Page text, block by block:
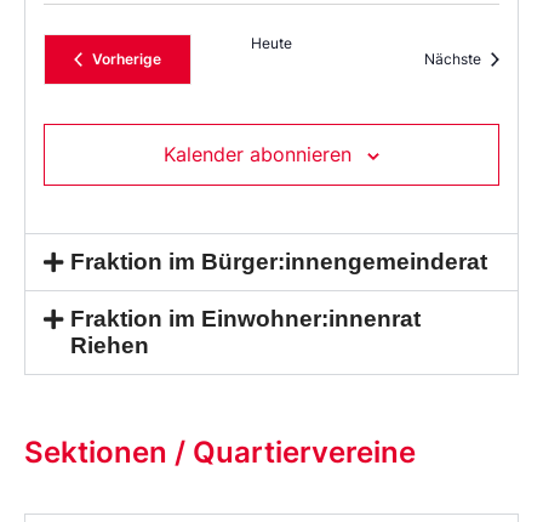
VorherigeVeranstaltungen
Heute
Nächste
Kalender abonnieren
Fraktion im Bürger:innengemeinderat
Fraktion im Einwohner:innenrat
Riehen
Sektionen / Quartiervereine